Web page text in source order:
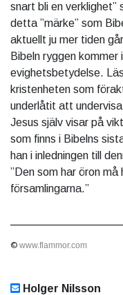
snart bli en
detta ”märke” som
aktuellt ju mer tiden
Bibeln ryggen
evighetsbetydelse.
kristenheten som
underlåtit att
Jesus själv visar på
som finns i Bibelns
han i inledningen till
”Den som har öron må
församlingarna.”
© www.flammor.com
Holger Nilsson